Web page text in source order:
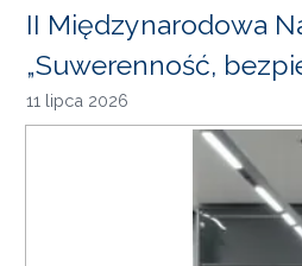
II Międzynarodowa
„Suwerenność,
11 lipca 2026